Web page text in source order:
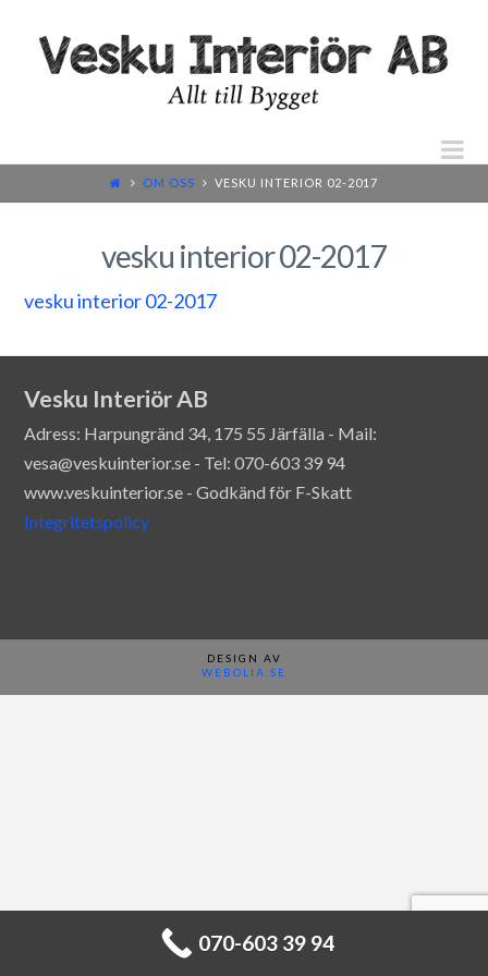
OM OSS VESKU INTERIOR 02-2017
vesku interior 02-2017
vesku interior 02-2017
Vesku Interiör AB
Adress: Harpungränd 34, 175 55 Järfälla - Mail:
vesa@veskuinterior.se - Tel: 070-603 39 94
www.veskuinterior.se - Godkänd för F-Skatt
Integritetspolicy
DESIGN AV
WEBOLIA.SE
070-603 39 94